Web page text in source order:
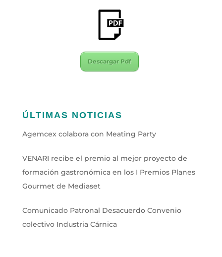
Descargar Pdf
ÚLTIMAS NOTICIAS
Agemcex colabora con Meating Party
VENARI recibe el premio al mejor proyecto de
formación gastronómica en los I Premios Planes
Gourmet de Mediaset
Comunicado Patronal Desacuerdo Convenio
colectivo Industria Cárnica